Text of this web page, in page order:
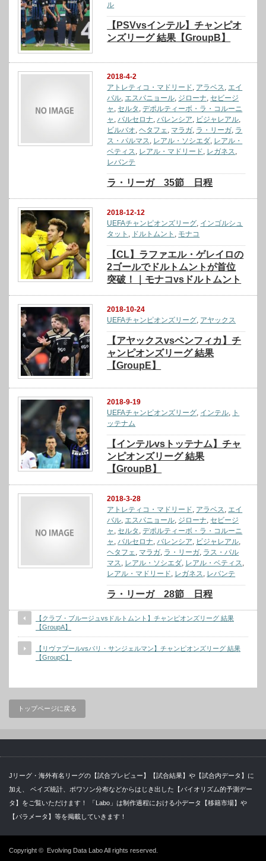
ル
【PSVvsインテル】チャンピオ
ンズリーグ 結果【GroupB】
2018-4-2
アトレティコ・マドリード アラベス
エイ
バル エスパニョール ジローナ セビージ
ャ
セルタ ,デポルティーボ・ラ・コルーニ
ャ
バルセロナ バレンシア ビジャレアル
ビルバオ ,ヘタフェ マラガ ラ・リーガ ラ
ス・パルマス
レアル・ソシエダ レアル・
ベティス
レアル・マドリード レガネス
レバンテ
ラ・リーガ 35節 日程
2018-12-12
UEFAチャンピオンズリーグ インゴルシュ
タット
ドルトムント モナコ
【CL】ラファエル・ゲレイロの
2ゴールでドルトムントが首位
突破！｜モナコvsドルトムント
2018-10-24
UEFAチャンピオンズリーグ アヤックス
【アヤックスvsベンフィカ】チ
ャンピオンズリーグ 結果
【GroupE】
2018-9-19
UEFAチャンピオンズリーグ, インテル, ト
ッテナム
【インテルvsトッテナム】チャ
ンピオンズリーグ 結果
【GroupB】
2018-3-28
アトレティコ・マドリード, アラベス, エイ
バル, エスパニョール, ジローナ, セビージ
ャ , セルタ ,デポルティーボ・ラ・コルーニ
ャ ,バルセロナ,バレンシア, ビジャレアル,
ヘタフェ, マラガ, ラ・リーガ, ラス・パル
マス, レアル・ソシエダ, レアル・ベティス,
レアル・マドリード, レガネス, レバンテ
ラ・リーガ 28節 日程
【クラブ・ブルージュvsドルトムント】チャンピオンズリーグ 結果
【GroupA】
【リヴァプールvsパリ・サンジェルマン】チャンピオンズリーグ 結果
【GroupC】
トップページに戻る
Jリーグ・海外有名リーグの【試合プレビュー】【試合結果】や【試合内データ】に
加え、 ベイズ統計、ポワソン分布などからはじき出した【バイオリズム的予測デー
タ】をご覧いただけます！ 「Labo」は制作過程における小データ【移籍市場】や
【パラメータ】等を掲載していきます！
Copyright © Evolving Data LaboAll rights reserved.